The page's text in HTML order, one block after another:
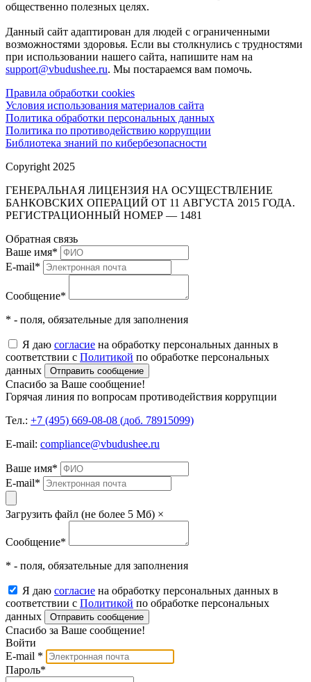
общественно полезных целях.
Данный сайт адаптирован для людей с ограниченными
возможностями здоровья. Если вы столкнулись с трудностями
при использовании нашего сайта, напишите нам на
support@vbudushee.ru. Мы постараемся вам помочь.
Правила обработки cookies
Условия использования материалов сайта
Политика обработки персональных данных
Политика по противодействию коррупции
Библиотека знаний по кибербезопасности
Copyright 2025
ГЕНЕРАЛЬНАЯ ЛИЦЕНЗИЯ НА ОСУЩЕСТВЛЕНИЕ
БАНКОВСКИХ ОПЕРАЦИЙ ОТ 11 АВГУСТА 2015 ГОДА.
РЕГИСТРАЦИОННЫЙ НОМЕР — 1481
Обратная связь
Ваше имя*
E-mail*
Сообщение*
* - поля, обязательные для заполнения
Я даю согласие на обработку персональных данных в
соответствии с Политикой по обработке персональных
данных
Отправить сообщение
Спасибо за Ваше сообщение!
Горячая линия по вопросам противодействия коррупции
Тел.: +7 (495) 669-08-08 (доб. 78915099)
E-mail: compliance@vbudushee.ru
Ваше имя*
E-mail*
Загрузить файл (не более 5 Мб) ×
Сообщение*
* - поля, обязательные для заполнения
Я даю согласие на обработку персональных данных в
соответствии с Политикой по обработке персональных
данных
Отправить сообщение
Спасибо за Ваше сообщение!
Войти
E-mail *
Пароль*